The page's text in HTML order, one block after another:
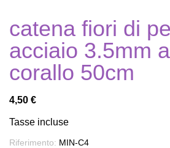
catena fiori di
acciaio 3.5mm
corallo 50cm
4,50 €
Tasse incluse
Riferimento: MIN-C4